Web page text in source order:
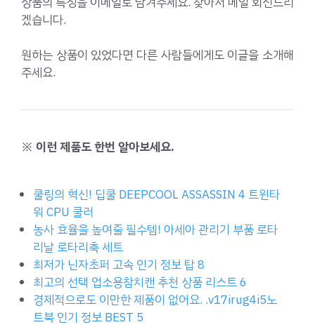
겠습니다.
원하는 상품이 있었다면 다른 사람들에게도 이글을 소개해
주세요.
※ 이런 제품도 한번 알아보세요.
쿨링의 혁신! 딥쿨 DEEPCOOL ASSASSIN 4 트윈타
워 CPU 쿨러
농사 효율을 높여줄 필수템! 아세아 관리기 부품 로타
리날 로타리축 세트
최저가 닌자초퍼 고속 인기 정보 탑 8
최고의 선택 업소용참치캔 추천 상품 리스트 6
경제적으로도 이만한 제품이 없어요. .v17irug4i5노
트북 인기 정보 BEST 5